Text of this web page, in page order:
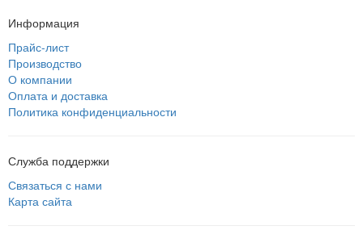
Информация
Прайс-лист
Производство
О компании
Оплата и доставка
Политика конфиденциальности
Служба поддержки
Связаться с нами
Карта сайта